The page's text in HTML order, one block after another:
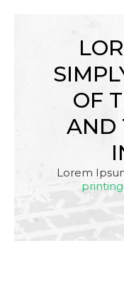
OF
AND
Lorem